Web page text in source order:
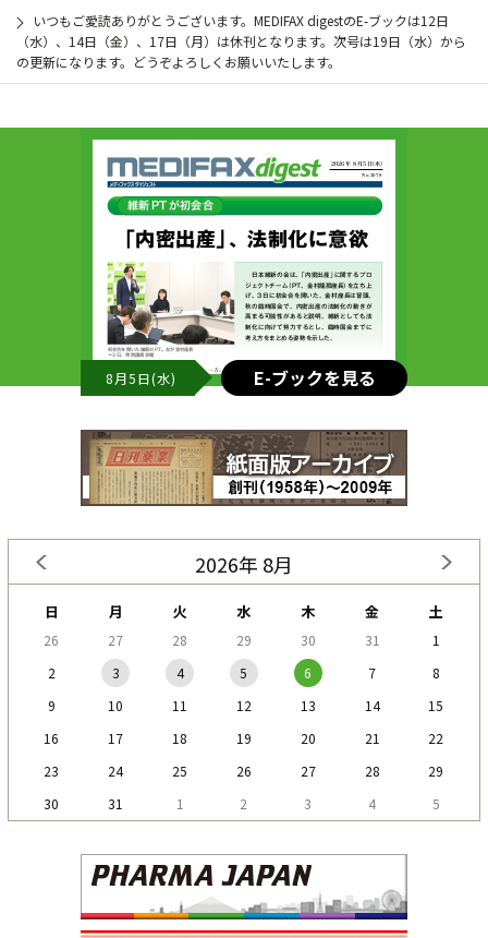
いつもご愛読ありがとうございます。MEDIFAX digestのE-ブックは12日
（水）、14日（金）、17日（月）は休刊となります。次号は19日（水）から
の更新になります。どうぞよろしくお願いいたします。
8月5日(水) E-ブックを見る
2026年 8月
日 月 火 水 木 金 土
26 27 28 29 30 31
1
2
3 4 5 6 7
8
9
10 11 12 13 14
15
16
17 18 19 20 21
22
23
24 25 26 27 28
29
30
31 1 2 3 4 5